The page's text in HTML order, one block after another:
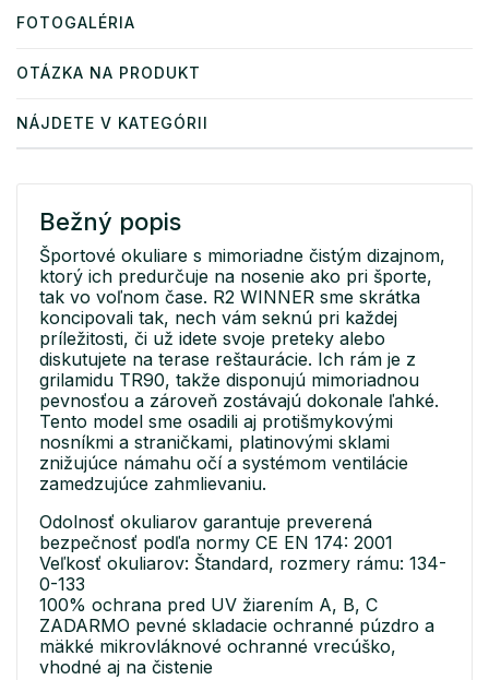
FOTOGALÉRIA
OTÁZKA NA PRODUKT
NÁJDETE V KATEGÓRII
Bežný popis
Športové okuliare s mimoriadne čistým dizajnom,
ktorý ich predurčuje na nosenie ako pri športe,
tak vo voľnom čase. R2 WINNER sme skrátka
koncipovali tak, nech vám seknú pri každej
príležitosti, či už idete svoje preteky alebo
diskutujete na terase reštaurácie. Ich rám je z
grilamidu TR90, takže disponujú mimoriadnou
pevnosťou a zároveň zostávajú dokonale ľahké.
Tento model sme osadili aj protišmykovými
nosníkmi a straničkami, platinovými sklami
znižujúce námahu očí a systémom ventilácie
zamedzujúce zahmlievaniu.
Odolnosť okuliarov garantuje preverená
bezpečnosť podľa normy CE EN 174: 2001
Veľkosť okuliarov: Štandard, rozmery rámu: 134-
0-133
100% ochrana pred UV žiarením A, B, C
ZADARMO pevné skladacie ochranné púzdro a
mäkké mikrovláknové ochranné vrecúško,
vhodné aj na čistenie